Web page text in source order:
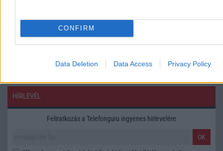
CONFIRM
Data Deletion Data Access Privacy Policy
HÍRLEVÉL
Feliratkozás a Telefonguru ingyenes hírlevelére
OK